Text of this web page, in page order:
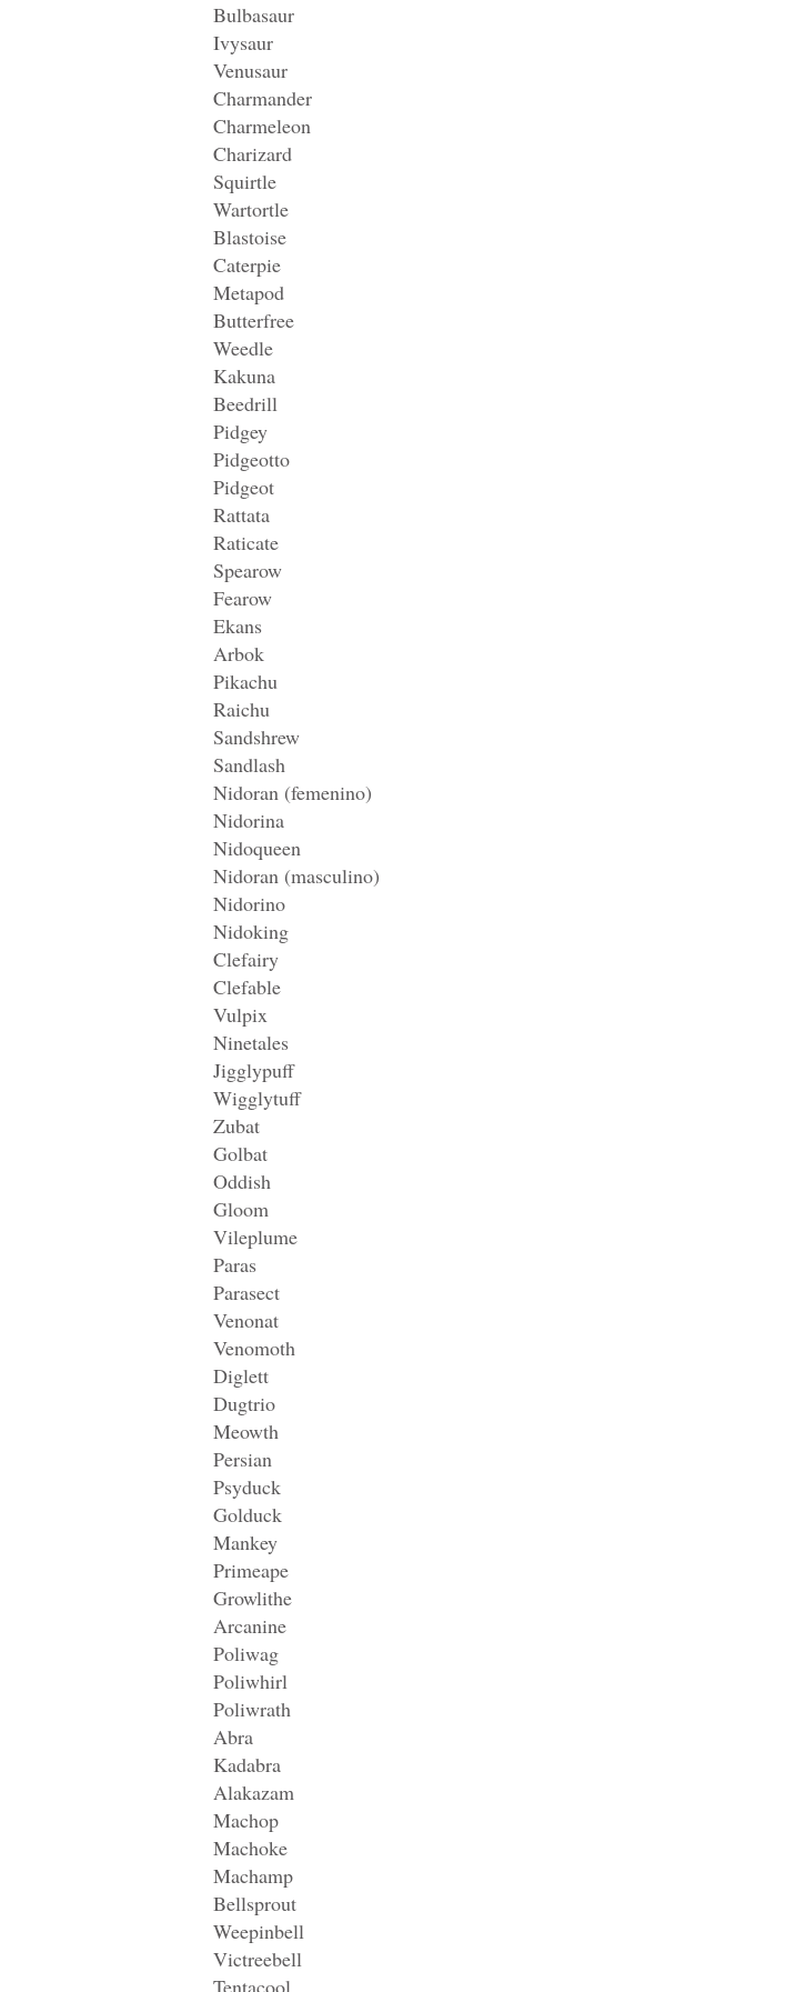
Bulbasaur
Ivysaur
Venusaur
Charmander
Charmeleon
Charizard
Squirtle
Wartortle
Blastoise
Caterpie
Metapod
Butterfree
Weedle
Kakuna
Beedrill
Pidgey
Pidgeotto
Pidgeot
Rattata
Raticate
Spearow
Fearow
Ekans
Arbok
Pikachu
Raichu
Sandshrew
Sandlash
Nidoran (femenino)
Nidorina
Nidoqueen
Nidoran (masculino)
Nidorino
Nidoking
Clefairy
Clefable
Vulpix
Ninetales
Jigglypuff
Wigglytuff
Zubat
Golbat
Oddish
Gloom
Vileplume
Paras
Parasect
Venonat
Venomoth
Diglett
Dugtrio
Meowth
Persian
Psyduck
Golduck
Mankey
Primeape
Growlithe
Arcanine
Poliwag
Poliwhirl
Poliwrath
Abra
Kadabra
Alakazam
Machop
Machoke
Machamp
Bellsprout
Weepinbell
Victreebell